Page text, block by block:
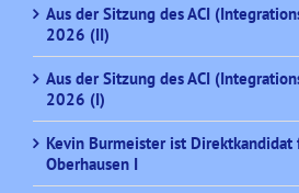
Aus der Sitzung des ACI
2026 (II)
Aus der Sitzung des ACI
2026 (I)
Kevin Burmeister ist
Oberhausen I